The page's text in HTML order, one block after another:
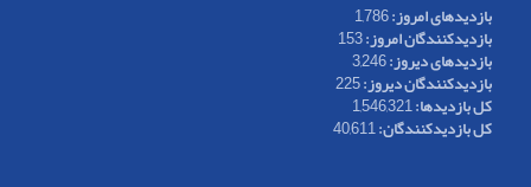
بازدیدهای امروز:1,786
بازدیدکنندگان امروز:153
بازدیدهای دیروز:3,246
بازدیدکنندگان دیروز:225
کل بازدیدها:1,546,321
کل بازدیدکنند‌گان:40,611